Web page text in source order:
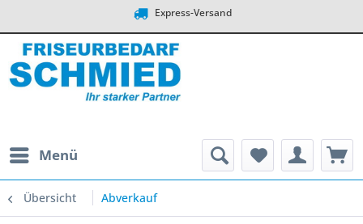
Express-Versand
Menü
Übersicht Abverkauf